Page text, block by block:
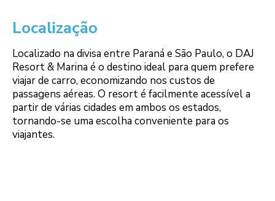
Localização
Localizado na divisa entre Paraná e São Paulo, o DAJ
Resort & Marina é o destino ideal para quem prefere
viajar de carro, economizando nos custos de
passagens aéreas. O resort é facilmente acessível a
partir de várias cidades em ambos os estados,
tornando-se uma escolha conveniente para os
viajantes.